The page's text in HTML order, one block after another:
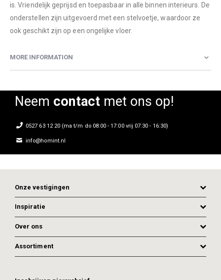
is. Vriendelijk geprijsd en toepasbaar in alle binnen interieurs. De
onderstellen zijn uitgevoerd met een stelvoetje, waardoor ze
ook geschikt zijn op een ongelijke vloer.
MORE INFORMATION
Neem contactmet ons op!
0527 63 12 20 (ma t/m do 08:00 - 17:00 vrij 07:30 - 16:30)
info@homint.nl
Onze vestigingen
Inspiratie
Over ons
Assortiment